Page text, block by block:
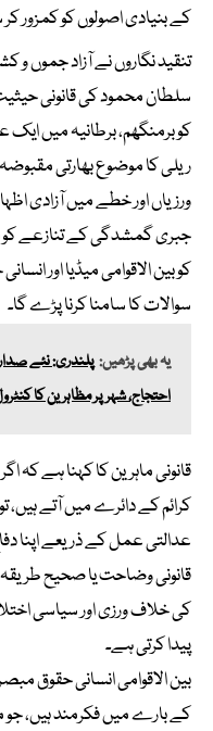
کے بنیادی اصولوں کو کمزور
تنقید نگاروں نے آزاد جموں
کو برمنگھم، برطانیہ میں
ریلی کا موضوع بھارتی
ورزیاں اور خطے میں آزادی
جبری گمشدگی کے تنازعے کو
کو بین الاقوامی میڈیا اور
سوالات کا سامنا کرنا پڑے گا۔
یہ بھی پڑھیں:پلندری: نئے
احتجاج، شہر پر مظاہرین کا
قانونی ماہرین کا کہنا ہے کہ
کرائم کے دائرے میں آتے ہیں،
عدالتی عمل کے ذریعے اپنا
قانونی وضاحت یا صحیح
کی خلاف ورزی اور سیاسی
پیدا کرتی ہے۔
بین الاقوامی انسانی حقوق
کے بارے میں فکرمند ہیں، جو